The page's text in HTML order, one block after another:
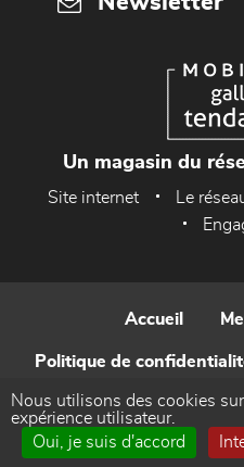
Un magasin du
Site internet Le
Accueil
Politique de
Nous utilisons des cookies
expérience utilisateur.
Oui, je suis d'accord